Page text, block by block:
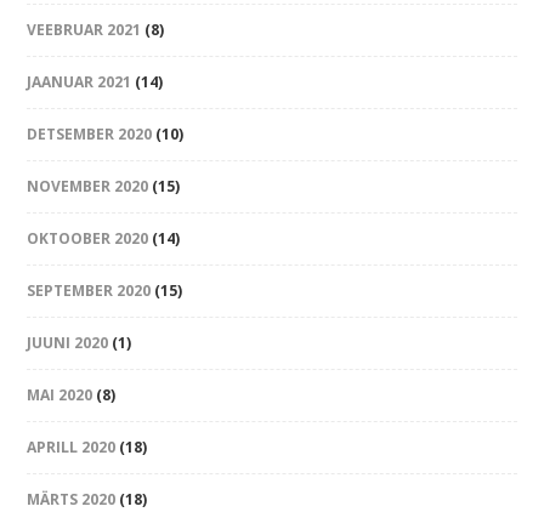
VEEBRUAR 2021 (8)
JAANUAR 2021 (14)
DETSEMBER 2020 (10)
NOVEMBER 2020 (15)
OKTOOBER 2020 (14)
SEPTEMBER 2020 (15)
JUUNI 2020 (1)
MAI 2020 (8)
APRILL 2020 (18)
MÄRTS 2020 (18)